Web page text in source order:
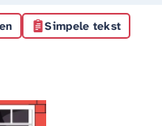
Simpele tekst